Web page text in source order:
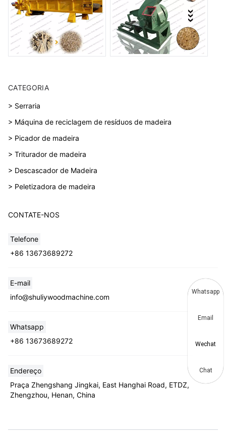
CATEGORIA
> Serraria
> Máquina de reciclagem de resíduos de madeira
> Picador de madeira
> Triturador de madeira
> Descascador de Madeira
> Peletizadora de madeira
CONTATE-NOS
Telefone
+86 13673689272
E-mail
info@shuliywoodmachine.com
Whatsapp
+86 13673689272
Endereço
Praça Zhengshang Jingkai, East Hanghai Road, ETDZ,
Zhengzhou, Henan, China
Whatsapp
Email
Wechat
Chat